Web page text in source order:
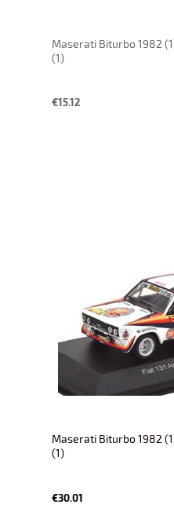
Maserati Biturbo 1982
(1)
€15.12
Maserati Biturbo 1982
(1)
€30.01